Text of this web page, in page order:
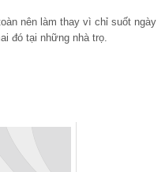
nên làm thay vì chỉ suốt ngày
đó tại những nhà trọ.